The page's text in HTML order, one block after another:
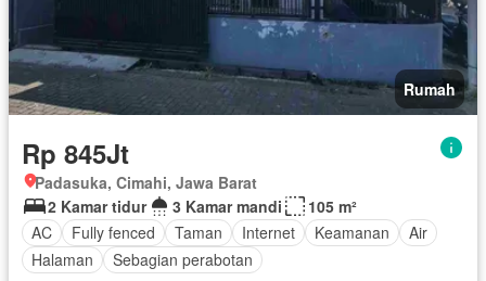
Rumah
Rp 845Jt
Padasuka, Cimahi, Jawa Barat
2 Kamar tidur
3 Kamar mandi
105 m²
AC
Fully fenced Taman Internet Keamanan
Air
Halaman
Sebagian perabotan